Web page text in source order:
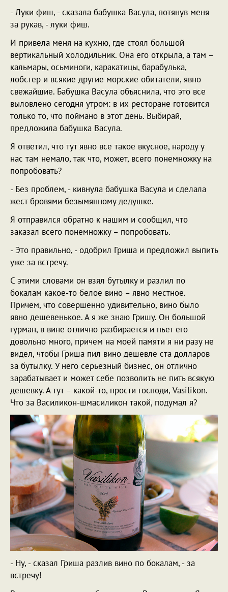
- Луки фиш, - сказала бабушка Васула, потянув меня
за рукав, - луки фиш.
И привела меня на кухню, где стоял большой
вертикальный холодильник. Она его открыла, а там –
кальмары, осьминоги, каракатицы, барабулька,
лобстер и всякие другие морские обитатели, явно
свежайшие. Бабушка Васула объяснила, что это все
выловлено сегодня утром: в их ресторане готовится
только то, что поймано в этот день. Выбирай,
предложила бабушка Васула.
Я ответил, что тут явно все такое вкусное, народу у
нас там немало, так что, может, всего понемножку на
попробовать?
- Без проблем, - кивнула бабушка Васула и сделала
жест бровями безымянному дедушке.
Я отправился обратно к нашим и сообщил, что
заказал всего понемножку – попробовать.
- Это правильно, - одобрил Гриша и предложил выпить
уже за встречу.
С этими словами он взял бутылку и разлил по
бокалам какое-то белое вино – явно местное.
Причем, что совершенно удивительно, вино было
явно дешевенькое. А я же знаю Гришу. Он большой
гурман, в вине отлично разбирается и пьет его
довольно много, причем на моей памяти я ни разу не
видел, чтобы Гриша пил вино дешевле ста долларов
за бутылку. У него серьезный бизнес, он отлично
зарабатывает и может себе позволить не пить всякую
дешевку. А тут – какой-то, прости господи, Vasilikon.
Что за Василикон-шмасиликон такой, подумал я?
- Ну, - сказал Гриша разлив вино по бокалам, - за
встречу!